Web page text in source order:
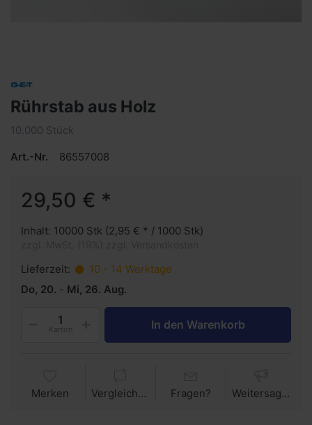
Rührstab aus Holz
10.000 Stück
Art.-Nr.
86557008
29,50 € *
Inhalt: 10000 Stk (2,95 € * / 1000 Stk)
Lieferzeit:
10 - 14 Werktage
Do, 20. - Mi, 26. Aug.
Karton In den Warenkorb
Merken Vergleichen Fragen? Weitersagen